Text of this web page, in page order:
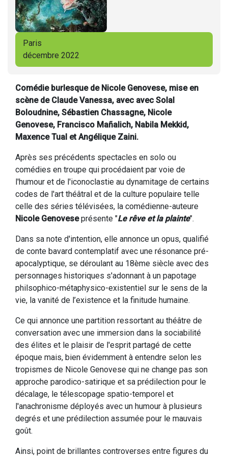
Paris
décembre 2022
Comédie burlesque de Nicole Genovese, mise en
scène de Claude Vanessa, avec avec Solal
Boloudnine, Sébastien Chassagne, Nicole
Genovese, Francisco Mañalich, Nabila Mekkid,
Maxence Tual et Angélique Zaini.
Après ses précédents spectacles en solo ou
comédies en troupe qui procédaient par voie de
l'humour et de l'iconoclastie au dynamitage de certains
codes de l'art théâtral et de la culture populaire telle
celle des séries télévisées, la comédienne-auteure
Nicole Genoveseprésente "Le rêve et la plainte".
Dans sa note d'intention, elle annonce un opus, qualifié
de conte bavard contemplatif avec une résonance pré-
apocalyptique, se déroulant au 18ème siècle avec des
personnages historiques s'adonnant à un papotage
philsophico-métaphysico-existentiel sur le sens de la
vie, la vanité de l’existence et la finitude humaine.
Ce qui annonce une partition ressortant au théâtre de
conversation avec une immersion dans la sociabilité
des élites et le plaisir de l'esprit partagé de cette
époque mais, bien évidemment à entendre selon les
tropismes de Nicole Genovese qui ne change pas son
approche parodico-satirique et sa prédilection pour le
décalage, le télescopage spatio-temporel et
l'anachronisme déployés avec un humour à plusieurs
degrés et une prédilection assumée pour le mauvais
goût.
Ainsi, point de brillantes controverses entre figures du